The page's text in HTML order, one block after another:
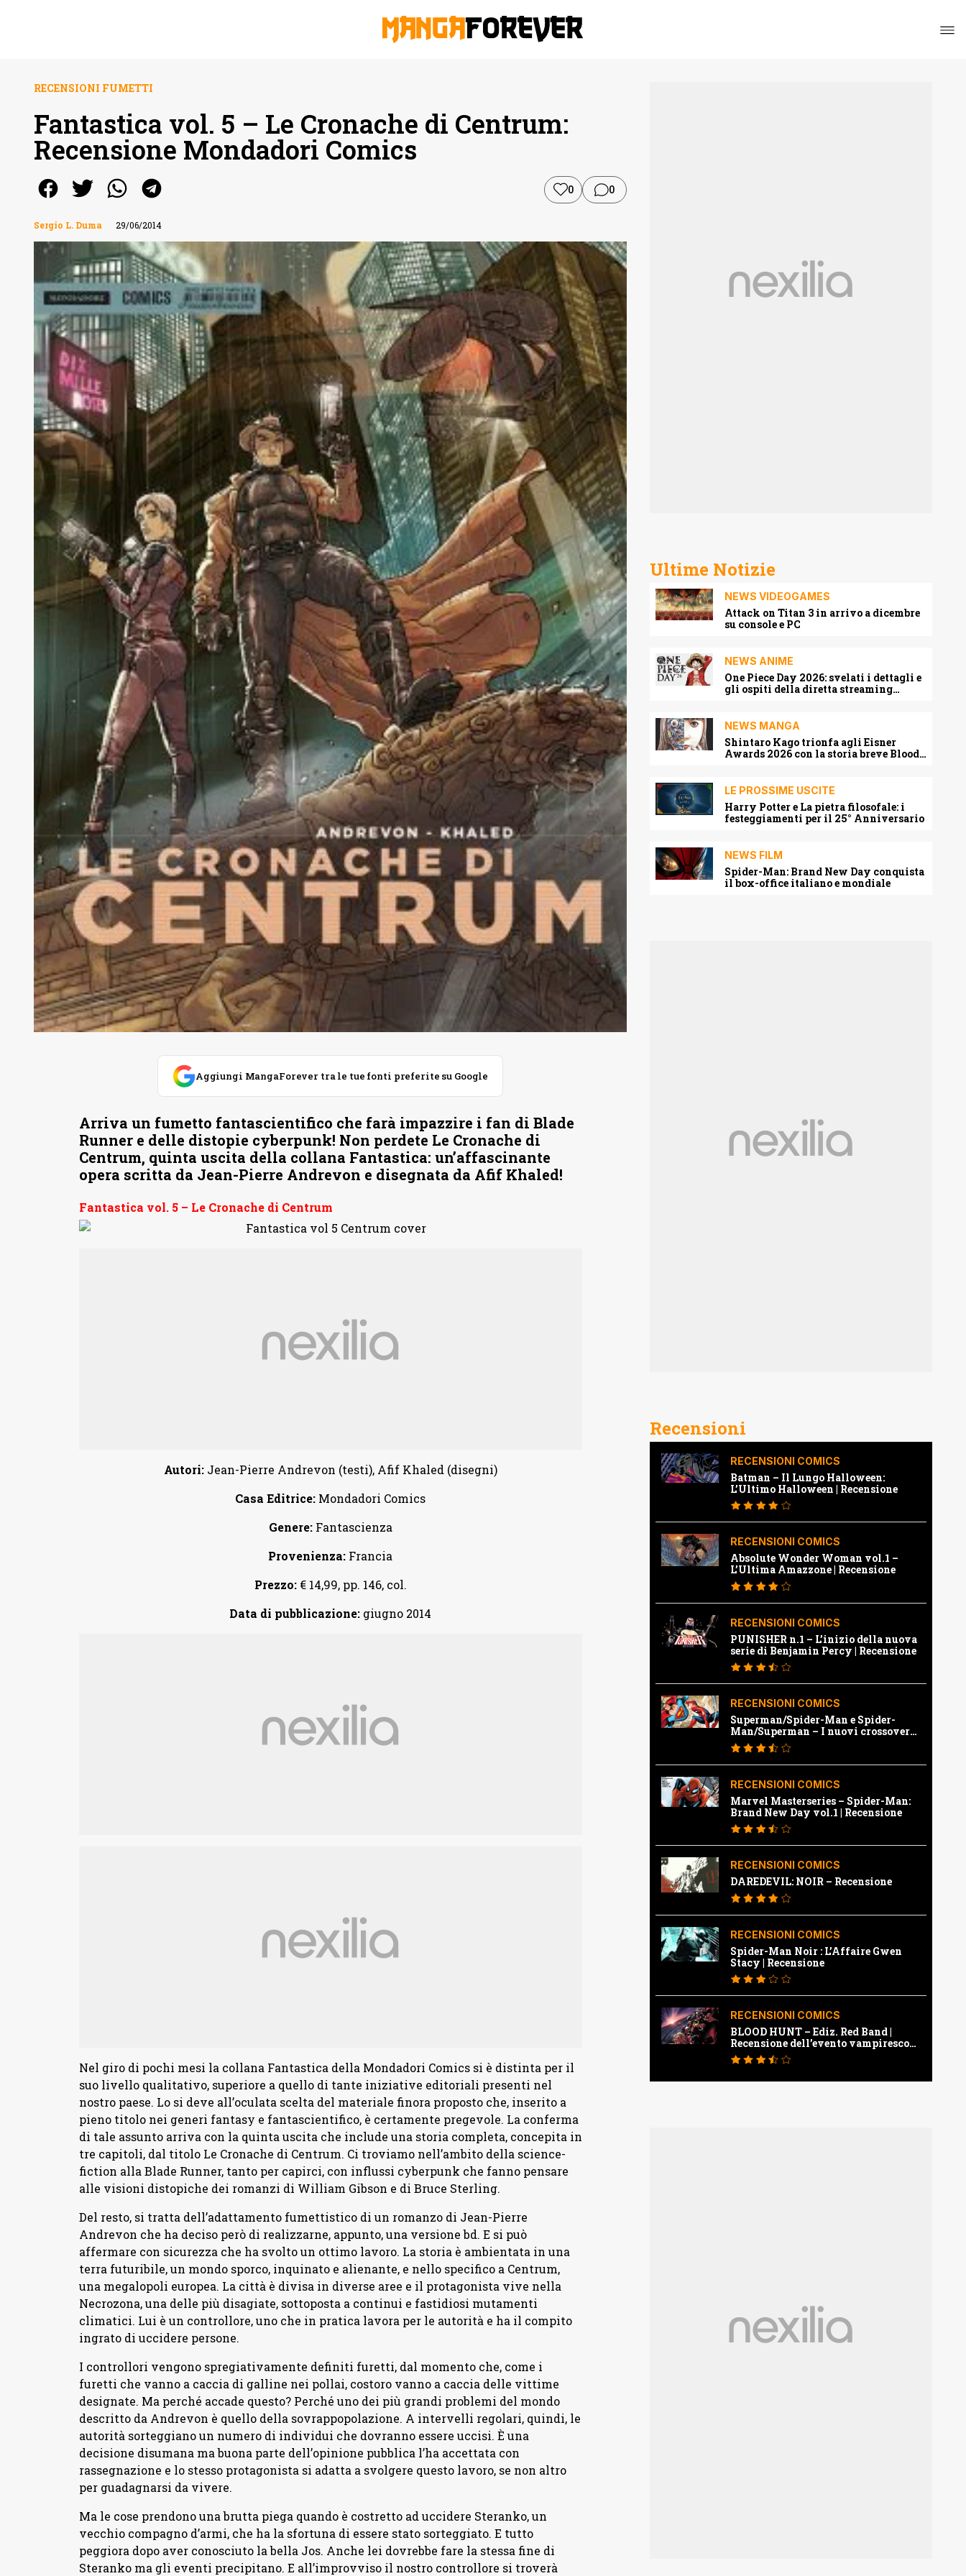
RECENSIONI FUMETTI
Fantastica vol. 5 – Le Cronache di Centrum:
Recensione Mondadori Comics
0 0
Sergio L. Duma 29/06/2014
Aggiungi MangaForever tra le tue fonti preferite su Google
Arriva un fumetto fantascientifico che farà impazzire i fan di Blade
Runner e delle distopie cyberpunk! Non perdete Le Cronache di
Centrum, quinta uscita della collana Fantastica: un’affascinante
opera scritta da Jean-Pierre Andrevon e disegnata da Afif Khaled!
Fantastica vol. 5 – Le Cronache di Centrum
Autori:Jean-Pierre Andrevon (testi), Afif Khaled (disegni)
Casa Editrice: Mondadori Comics
Genere:Fantascienza
Provenienza: Francia
Prezzo:€ 14,99, pp. 146, col.
Data di pubblicazione: giugno 2014
Nel giro di pochi mesi la collana Fantastica della Mondadori Comics si è distinta per il
suo livello qualitativo, superiore a quello di tante iniziative editoriali presenti nel
nostro paese. Lo si deve all’oculata scelta del materiale finora proposto che, inserito a
pieno titolo nei generi fantasy e fantascientifico, è certamente pregevole. La conferma
di tale assunto arriva con la quinta uscita che include una storia completa, concepita in
tre capitoli, dal titolo Le Cronache di Centrum. Ci troviamo nell’ambito della science-
fiction alla Blade Runner, tanto per capirci, con influssi cyberpunk che fanno pensare
alle visioni distopiche dei romanzi di William Gibson e di Bruce Sterling.
Del resto, si tratta dell’adattamento fumettistico di un romanzo di Jean-Pierre
Andrevon che ha deciso però di realizzarne, appunto, una versione bd. E si può
affermare con sicurezza che ha svolto un ottimo lavoro. La storia è ambientata in una
terra futuribile, un mondo sporco, inquinato e alienante, e nello specifico a Centrum,
una megalopoli europea. La città è divisa in diverse aree e il protagonista vive nella
Necrozona, una delle più disagiate, sottoposta a continui e fastidiosi mutamenti
climatici. Lui è un controllore, uno che in pratica lavora per le autorità e ha il compito
ingrato di uccidere persone.
I controllori vengono spregiativamente definiti furetti, dal momento che, come i
furetti che vanno a caccia di galline nei pollai, costoro vanno a caccia delle vittime
designate. Ma perché accade questo? Perché uno dei più grandi problemi del mondo
descritto da Andrevon è quello della sovrappopolazione. A intervelli regolari, quindi, le
autorità sorteggiano un numero di individui che dovranno essere uccisi. È una
decisione disumana ma buona parte dell’opinione pubblica l’ha accettata con
rassegnazione e lo stesso protagonista si adatta a svolgere questo lavoro, se non altro
per guadagnarsi da vivere.
Ma le cose prendono una brutta piega quando è costretto ad uccidere Steranko, un
vecchio compagno d’armi, che ha la sfortuna di essere stato sorteggiato. E tutto
peggiora dopo aver conosciuto la bella Jos. Anche lei dovrebbe fare la stessa fine di
Steranko ma gli eventi precipitano. E all’improvviso il nostro controllore si troverà
Ultime Notizie
NEWS VIDEOGAMES
Attack on Titan 3 in arrivo a dicembre
su console e PC
NEWS ANIME
One Piece Day 2026: svelati i dettagli e
gli ospiti della diretta streaming
NEWS MANGA
Shintaro Kago trionfa agli Eisner
Awards 2026 con la storia breve Blood
LE PROSSIME USCITE
Harry Potter e La pietra filosofale: i
festeggiamenti per il 25° Anniversario
NEWS FILM
Spider-Man: Brand New Day conquista
il box-office italiano e mondiale
Recensioni
RECENSIONI COMICS
Batman – Il Lungo Halloween:
L’Ultimo Halloween | Recensione
RECENSIONI COMICS
Absolute Wonder Woman vol.1 –
L’Ultima Amazzone | Recensione
RECENSIONI COMICS
PUNISHER n.1 – L’inizio della nuova
serie di Benjamin Percy | Recensione
RECENSIONI COMICS
Superman/Spider-Man e Spider-
Man/Superman – I nuovi crossover
Marvel e Dc | Recensione
RECENSIONI COMICS
Marvel Masterseries – Spider-Man:
Brand New Day vol.1 | Recensione
RECENSIONI COMICS
DAREDEVIL: NOIR – Recensione
RECENSIONI COMICS
Spider-Man Noir : L’Affaire Gwen
Stacy | Recensione
RECENSIONI COMICS
BLOOD HUNT – Ediz. Red Band |
Recensione dell’evento vampiresco
della Marvel